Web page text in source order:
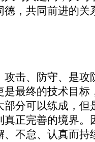
德，共同前进的关
攻击、防守、是攻
最终的技术目标
分可以练成，但
正完善的境界。
、不怠、认真而持